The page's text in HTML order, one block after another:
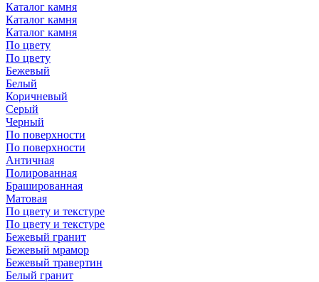
Каталог камня
Каталог камня
Каталог камня
По цвету
По цвету
Бежевый
Белый
Коричневый
Серый
Черный
По поверхности
По поверхности
Античная
Полированная
Брашированная
Матовая
По цвету и текстуре
По цвету и текстуре
Бежевый гранит
Бежевый мрамор
Бежевый травертин
Белый гранит